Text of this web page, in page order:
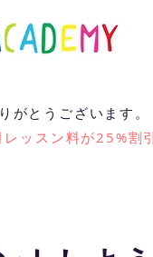
がとうございます。
ッスン料が25%割引